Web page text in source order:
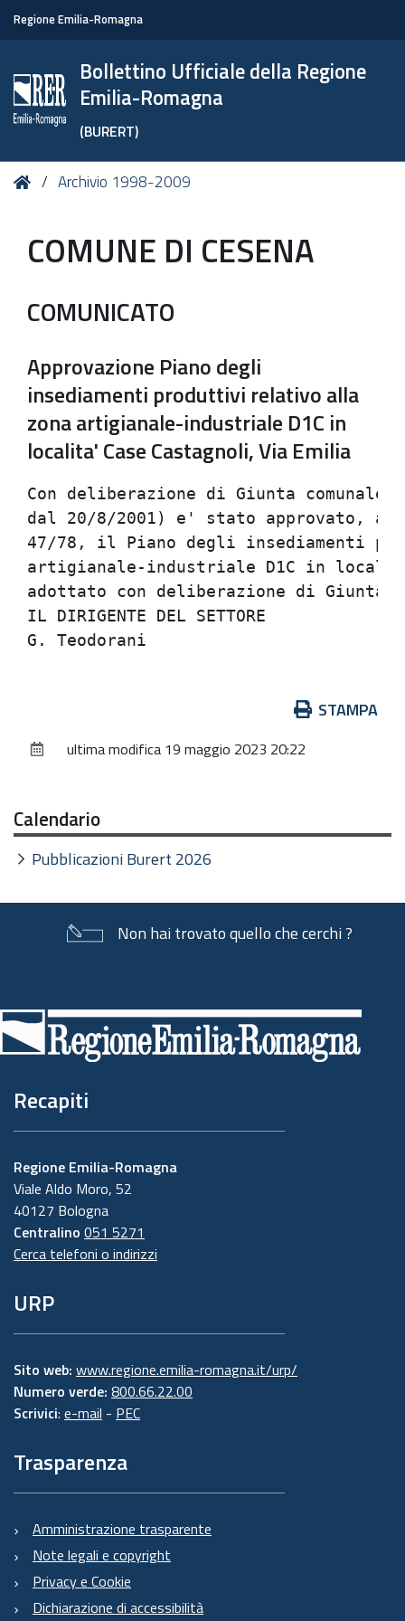
Regione Emilia-Romagna
Bollettino Ufficiale della Regione
Emilia-Romagna
(BURERT)
Tu HomeArchivio 1998-2009
COMUNE DI CESENA
COMUNICATO
Approvazione Piano degli
insediamenti produttivi relativo alla
zona artigianale-industriale D1C in
localita' Case Castagnoli, Via Emilia
Con deliberazione di Giunta
dal 20/8/2001) e' stato
47/78, il Piano degli
artigianale-industriale D1C
adottato con deliberazione di
IL
documento
STAMPA
ultima modifica 19 maggio 2023 20:22
Calendario
Pubblicazioni Burert 2026
Non hai trovato quello che cerchi ?
di
pagina
Recapiti
Regione Emilia-Romagna
Viale Aldo Moro, 52
40127 Bologna
Centralino 051 5271
Cerca telefoni o indirizzi
URP
Sito web: www.regione.emilia-romagna.it/urp/
Numero verde: 800.66.22.00
Scrivici: e-mail - PEC
Trasparenza
Amministrazione trasparente
Note legali e copyright
Privacy e Cookie
Dichiarazione di accessibilità